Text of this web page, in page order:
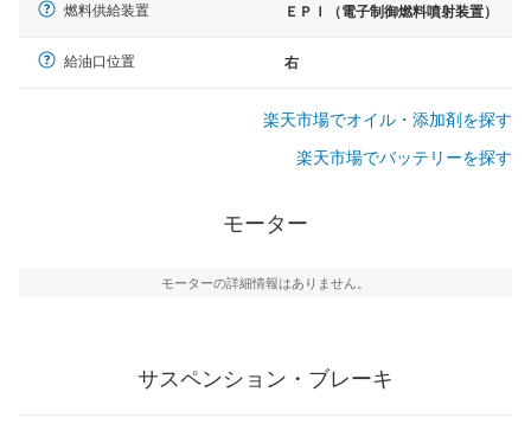
燃料供給装置 ＥＰＩ（電子制御燃料噴射装置）
給油口位置 右
楽天市場でオイル・添加剤を探す
楽天市場でバッテリーを探す
モーター
モーターの詳細情報はありません。
サスペンション・ブレーキ